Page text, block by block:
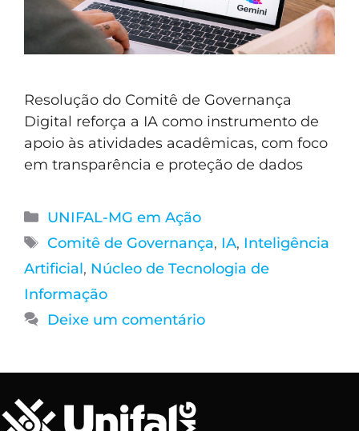
Resolução do Comitê de Governança
Digital reforça a IA como instrumento de
apoio às atividades acadêmicas, com foco
em transparência e proteção de dados
UNIFAL-MG em Ação
Comitê de Governança, IA, Inteligência
Artificial, Núcleo de Tecnologia de
Informação
Deixe um comentário